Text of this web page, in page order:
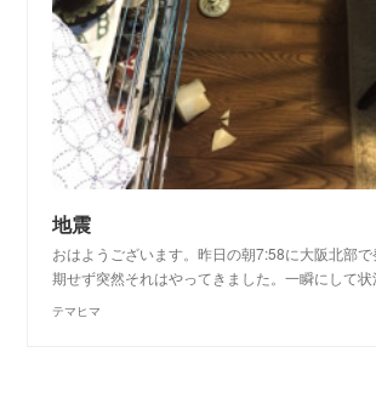
地震
おはようございます。昨日の朝7:58に大阪北部
期せず突然それはやってきました。一瞬にして状
テマヒマ